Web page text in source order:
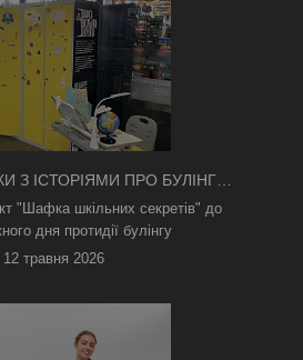
З ІСТОРІЯМИ ПРО БУЛІНГ
В КИЄВІ
"Шафка шкільних секретів" до
дня протидії булінгу
12 травня 2026